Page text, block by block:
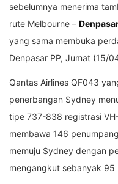
sebelumnya menerima
rute Melbourne –
yang sama membuka
Denpasar PP, Jumat (15/
Qantas Airlines QF043
penerbangan Sydney
tipe 737-838 registrasi
membawa 146
memuju Sydney dengan
mengangkut sebanyak 95